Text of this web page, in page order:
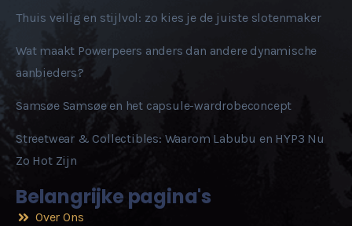
Thuis veilig en stijlvol: zo kies je de juiste slotenmaker
Wat maakt Powerpeers anders dan andere dynamische
aanbieders?
Samsøe Samsøe en het capsule-wardrobeconcept
Streetwear & Collectibles: Waarom Labubu en HYP3 Nu
Zo Hot Zijn
Belangrijke pagina's
Over Ons